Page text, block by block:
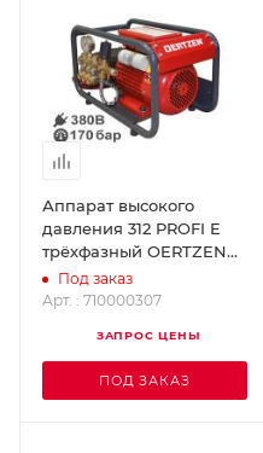
Аппарат высокого
давления 312 PROFI E
трёхфазный OERTZEN
710000307
Под заказ
Арт. : 710000307
ЗАПРОС ЦЕНЫ
ПОД ЗАКАЗ